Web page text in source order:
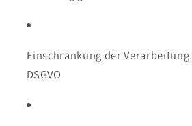
Einschränkung der Verarbeitung
DSGVO